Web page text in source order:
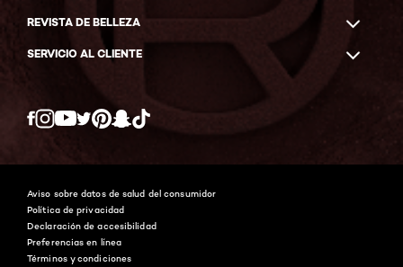
REVISTA DE BELLEZA
SERVICIO AL CLIENTE
Twitter
Aviso sobre datos de salud del consumidor
Política de privacidad
Declaración de accesibilidad
Preferencias en línea
Términos y condiciones